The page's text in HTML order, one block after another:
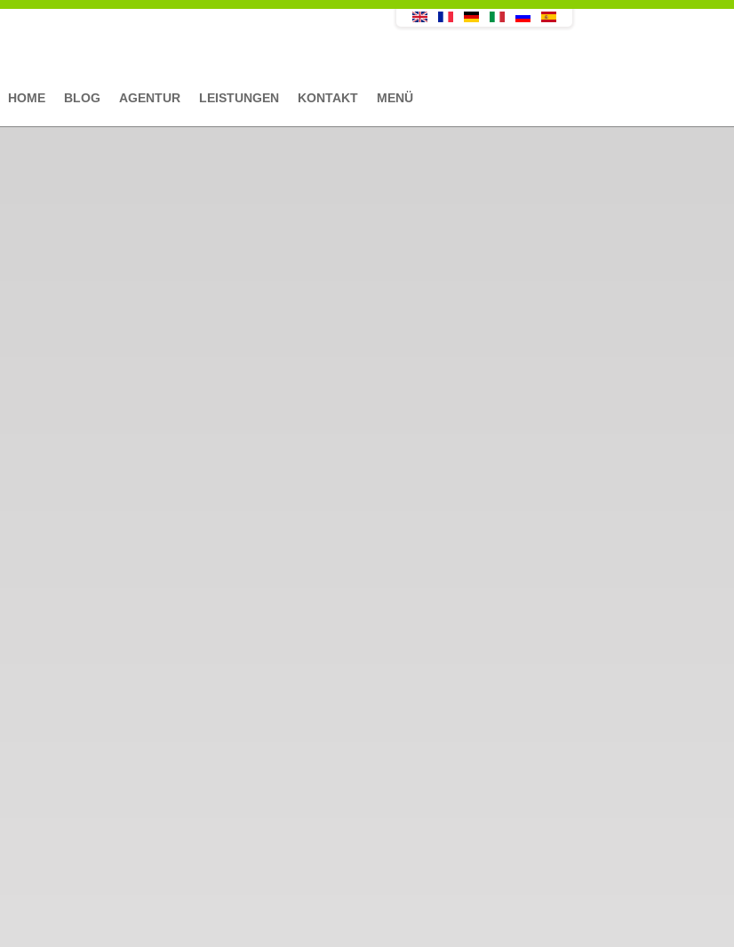
HOME BLOG AGENTUR LEISTUNGEN KONTAKT MENÜ